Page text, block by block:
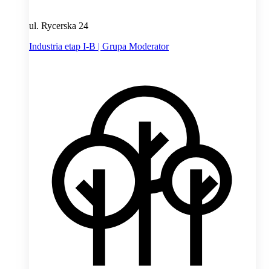
ul. Rycerska 24
Industria etap I-B | Grupa Moderator